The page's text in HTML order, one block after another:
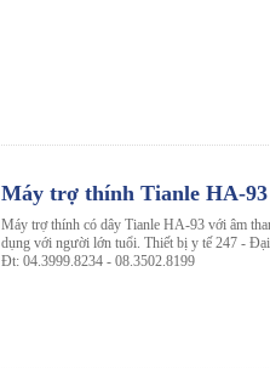
Máy trợ thính Tianle HA-93
Máy trợ thính có dây Tianle HA-93 với âm
dụng với người lớn tuổi. Thiết bị y tế 247 -
Đt: 04.3999.8234 - 08.3502.8199